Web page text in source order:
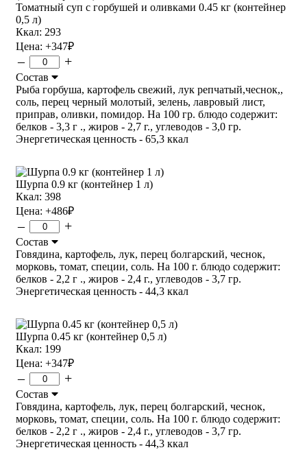
Томатный суп с горбушей и оливками 0.45 кг (контейнер
0,5 л)
Ккал: 293
Цена: +347₽
– +
Состав
Рыба горбуша, картофель свежий, лук репчатый,чеснок,,
соль, перец черный молотый, зелень, лавровый лист,
приправ, оливки, помидор. На 100 гр. блюдо содержит:
белков - 3,3 г ., жиров - 2,7 г., углеводов - 3,0 гр.
Энергетическая ценность - 65,3 ккал
Шурпа 0.9 кг (контейнер 1 л)
Ккал: 398
Цена: +486₽
– +
Состав
Говядина, картофель, лук, перец болгарский, чеснок,
морковь, томат, специи, соль. На 100 г. блюдо содержит:
белков - 2,2 г ., жиров - 2,4 г., углеводов - 3,7 гр.
Энергетическая ценность - 44,3 ккал
Шурпа 0.45 кг (контейнер 0,5 л)
Ккал: 199
Цена: +347₽
– +
Состав
Говядина, картофель, лук, перец болгарский, чеснок,
морковь, томат, специи, соль. На 100 г. блюдо содержит:
белков - 2,2 г ., жиров - 2,4 г., углеводов - 3,7 гр.
Энергетическая ценность - 44,3 ккал